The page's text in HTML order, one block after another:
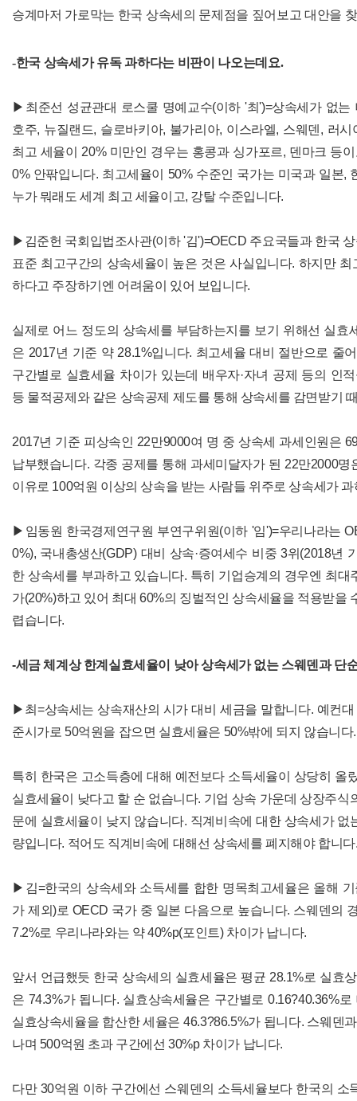
승계마저 가로막는 한국 상속세의 문제점을 짚어보고 대안을
-한국 상속세가 유독 과하다는 비판이 나오는데요.
▶최준선 성균관대 로스쿨 명예교수(이하 '최')=상속세가 없는
호주, 뉴질랜드, 슬로바키아, 불가리아, 이스라엘, 스웨덴, 러
최고 세율이 20% 미만인 경우는 홍콩과 싱가포르, 덴마크 등
0% 안팎입니다. 최고세율이 50% 수준인 국가는 미국과 일본,
누가 뭐래도 세계 최고 세율이고, 강탈 수준입니다.
▶김준헌 국회입법조사관(이하 '김')=OECD 주요국들과 한국
표준 최고구간의 상속세율이 높은 것은 사실입니다. 하지만
하다고 주장하기엔 어려움이 있어 보입니다.
실제로 어느 정도의 상속세를 부담하는지를 보기 위해선 실효
은 2017년 기준 약 28.1%입니다. 최고세율 대비 절반으로 줄
구간별로 실효세율 차이가 있는데 배우자·자녀 공제 등의 인
등 물적공제와 같은 상속공제 제도를 통해 상속세를 감면받기
2017년 기준 피상속인 22만9000여 명 중 상속세 과세인원은
납부했습니다. 각종 공제를 통해 과세미달자가 된 22만2000
이유로 100억원 이상의 상속을 받는 사람들 위주로 상속세가
▶임동원 한국경제연구원 부연구위원(이하 '임')=우리나라는
0%), 국내총생산(GDP) 대비 상속·증여세수 비중 3위(2018년
한 상속세를 부과하고 있습니다. 특히 기업승계의 경우엔 최
가(20%)하고 있어 최대 60%의 징벌적인 상속세율을 적용받을
렵습니다.
-세금 체계상 한계실효세율이 낮아 상속세가 없는 스웨덴과 단
▶최=상속세는 상속재산의 시가 대비 세금을 말합니다. 예컨
준시가로 50억원을 잡으면 실효세율은 50%밖에 되지 않습니다.
특히 한국은 고소득층에 대해 예전보다 소득세율이 상당히 올
실효세율이 낮다고 할 순 없습니다. 기업 상속 가운데 상장주식
문에 실효세율이 낮지 않습니다. 직계비속에 대한 상속세가
량입니다. 적어도 직계비속에 대해선 상속세를 폐지해야 합니다
▶김=한국의 상속세와 소득세를 합한 명목최고세율은 올해
가 제외)로 OECD 국가 중 일본 다음으로 높습니다. 스웨덴의
7.2%로 우리나라와는 약 40%p(포인트) 차이가 납니다.
앞서 언급했듯 한국 상속세의 실효세율은 평균 28.1%로 실효
은 74.3%가 됩니다. 실효상속세율은 구간별로 0.16?40.36%
실효상속세율을 합산한 세율은 46.3?86.5%가 됩니다. 스웨덴
나며 500억원 초과 구간에선 30%p 차이가 납니다.
다만 30억원 이하 구간에선 스웨덴의 소득세율보다 한국의 소